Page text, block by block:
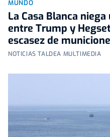
MUNDO
La Casa Blanca
entre Trump y
escasez de
NOTICIAS TALDEA MULTIMEDIA